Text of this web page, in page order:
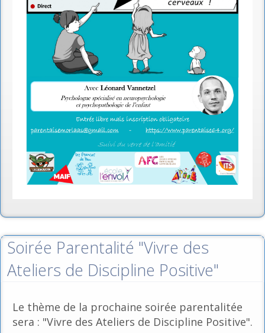
Soirée Parentalité "Vivre des
Ateliers de Discipline Positive"
Le thème de la prochaine soirée parentalitée
sera : "Vivre des Ateliers de Discipline Positive".